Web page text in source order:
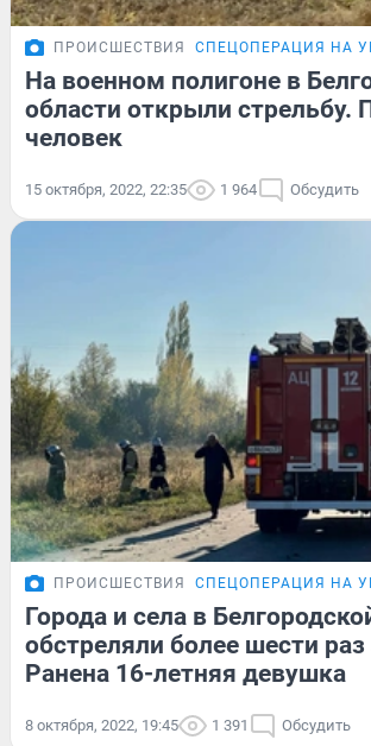
ПРОИСШЕСТВИЯ СПЕЦОПЕРАЦИЯ НА
На военном полигоне в
области открыли стрельбу.
человек
15 октября, 2022, 22:35 1 964 Обсудить
ПРОИСШЕСТВИЯ СПЕЦОПЕРАЦИЯ НА
Города и села в
обстреляли более шести раз
Ранена 16-летняя девушка
8 октября, 2022, 19:45 1 391 Обсудить